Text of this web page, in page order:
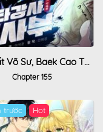
Đệ Nhất Võ Sư, Baek Cao Thủ
Chapter 155
trước Hot